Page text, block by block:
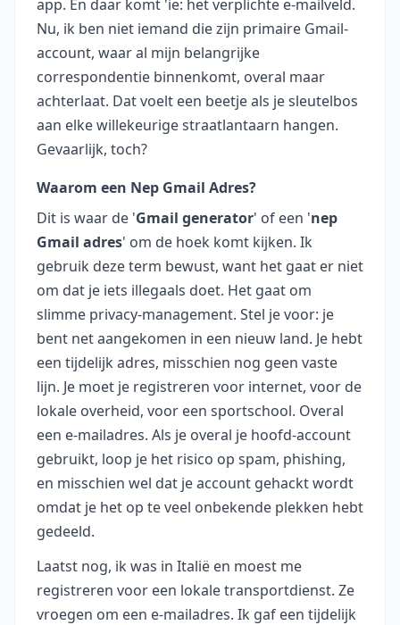
app. En daar komt 'ie: het verplichte e-mailveld.
Nu, ik ben niet iemand die zijn primaire Gmail-
account, waar al mijn belangrijke
correspondentie binnenkomt, overal maar
achterlaat. Dat voelt een beetje als je sleutelbos
aan elke willekeurige straatlantaarn hangen.
Gevaarlijk, toch?
Waarom een Nep Gmail Adres?
Dit is waar de 'Gmail generator' of een 'nep
Gmail adres' om de hoek komt kijken. Ik
gebruik deze term bewust, want het gaat er niet
om dat je iets illegaals doet. Het gaat om
slimme privacy-management. Stel je voor: je
bent net aangekomen in een nieuw land. Je hebt
een tijdelijk adres, misschien nog geen vaste
lijn. Je moet je registreren voor internet, voor de
lokale overheid, voor een sportschool. Overal
een e-mailadres. Als je overal je hoofd-account
gebruikt, loop je het risico op spam, phishing,
en misschien wel dat je account gehackt wordt
omdat je het op te veel onbekende plekken hebt
gedeeld.
Laatst nog, ik was in Italië en moest me
registreren voor een lokale transportdienst. Ze
vroegen om een e-mailadres. Ik gaf een tijdelijk